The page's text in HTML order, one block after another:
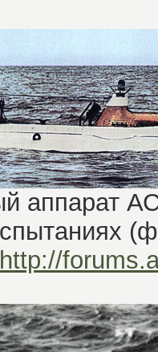
аппарат
http://